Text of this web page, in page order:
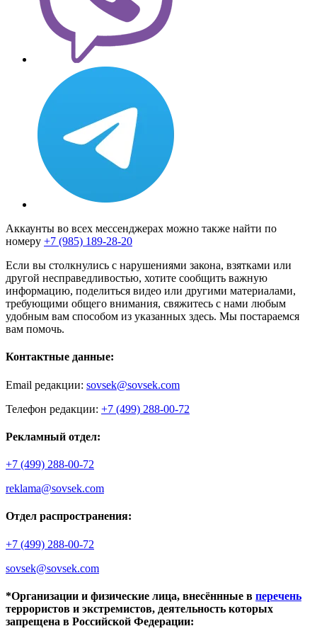
Аккаунты во всех мессенджерах можно также найти по
номеру +7 (985) 189-28-20
Если вы столкнулись с нарушениями закона, взятками или
другой несправедливостью, хотите сообщить важную
информацию, поделиться видео или другими материалами,
требующими общего внимания, свяжитесь с нами любым
удобным вам способом из указанных здесь. Мы постараемся
вам помочь.
Контактные данные:
Email редакции: sovsek@sovsek.com
Телефон редакции: +7 (499) 288-00-72
Рекламный отдел:
+7 (499) 288-00-72
reklama@sovsek.com
Отдел распространения:
+7 (499) 288-00-72
sovsek@sovsek.com
*Организации и физические лица, внесённные в перечень
террористов и экстремистов, деятельность которых
запрещена в Российской Федерации: